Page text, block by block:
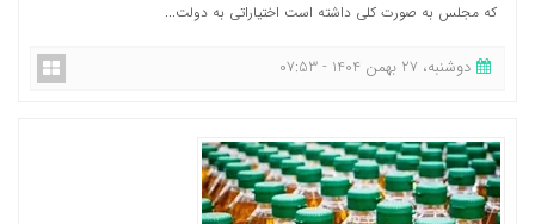
که مجلس به صورت کلی داشته است اختیاراتی به دولت...
دوشنبه، 27 بهمن 1404 - 07:53